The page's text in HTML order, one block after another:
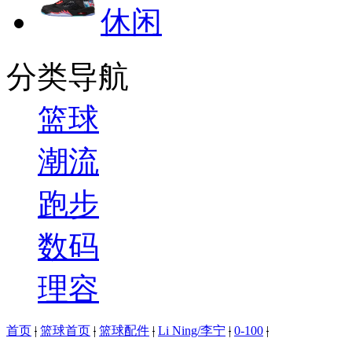
休闲
分类导航
篮球
潮流
跑步
数码
理容
首页 | 篮球首页 | 篮球配件 | Li Ning/李宁 | 0-100 |